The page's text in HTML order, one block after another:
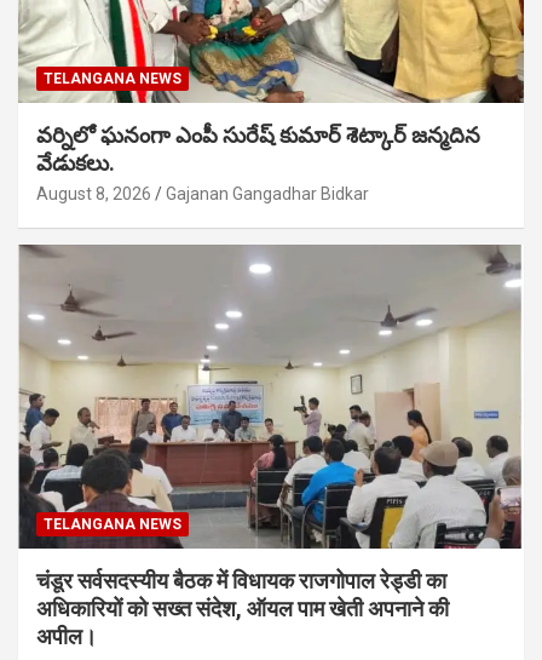
TELANGANA NEWS
వర్నిలో ఘనంగా ఎంపీ సురేష్ కుమార్ శెట్కార్ జన్మదిన
వేడుకలు.
August 8, 2026 Gajanan Gangadhar Bidkar
TELANGANA NEWS
चंडूर सर्वसदस्यीय बैठक में विधायक राजगोपाल रेड्डी का
अधिकारियों को सख्त संदेश, ऑयल पाम खेती अपनाने की
अपील।